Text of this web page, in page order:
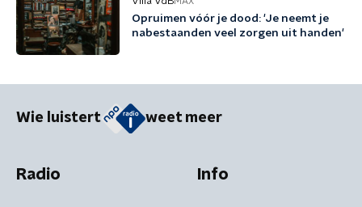
Opruimen vóór je dood: 'Je neemt je
nabestaanden veel zorgen uit handen'
Wie luistert weet meer
Radio Info